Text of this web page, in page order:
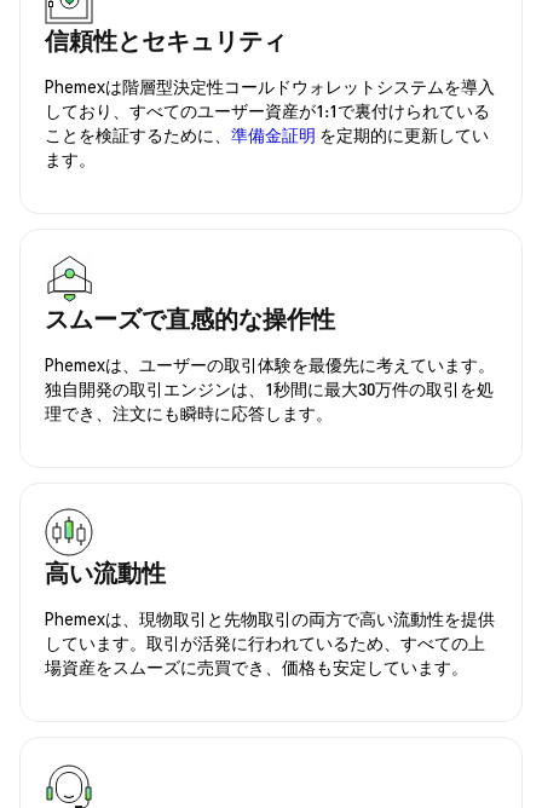
信頼性とセキュリティ
Phemexは階層型決定性コールドウォレットシステムを導入
しており、すべてのユーザー資産が1:1で裏付けられている
ことを検証するために、 準備金証明 を定期的に更新してい
ます。
スムーズで直感的な操作性
Phemexは、ユーザーの取引体験を最優先に考えています。
独自開発の取引エンジンは、1秒間に最大30万件の取引を処
理でき、注文にも瞬時に応答します。
高い流動性
Phemexは、現物取引と先物取引の両方で高い流動性を提供
しています。取引が活発に行われているため、すべての上
場資産をスムーズに売買でき、価格も安定しています。